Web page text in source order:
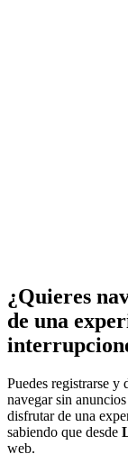
¿Quieres
de una
Puedes registrarse y
navegar sin
disfrutar de una
sabiendo que desde
web.